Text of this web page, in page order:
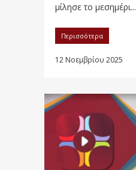
μίλησε το μεσημέρι...
Περισσότερα
12 Νοεμβρίου 2025